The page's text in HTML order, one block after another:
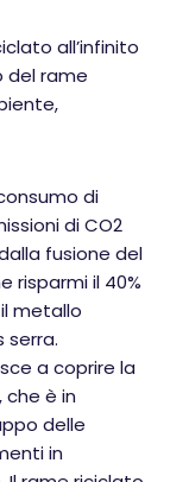
all’infinito
del rame
di
di CO2
fusione del
risparmi il 40%
metallo
serra.
a coprire la
è in
delle
in